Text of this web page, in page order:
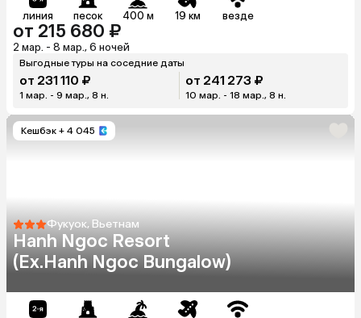
линия песок 400 м 19 км везде
от 215 680 ₽
2 мар. - 8 мар., 6 ночей
Выгодные туры на соседние даты
от 231 110 ₽
1 мар. - 9 мар., 8 н.
от 241 273 ₽
10 мар. - 18 мар., 8 н.
Кешбэк + 4 045
Фукуок, Вьетнам
Hanh Ngoc Resort
(Ex.Hanh Ngoc Bungalow)